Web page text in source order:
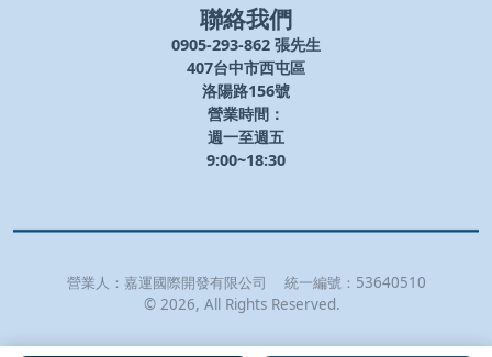
聯絡我們
0905-293-862 張先生
407台中市西屯區
洛陽路156號
營業時間：
週一至週五
9:00~18:30
營業人： 嘉運國際開發有限公司 統一編號： 53640510
© 2026, All Rights Reserved.